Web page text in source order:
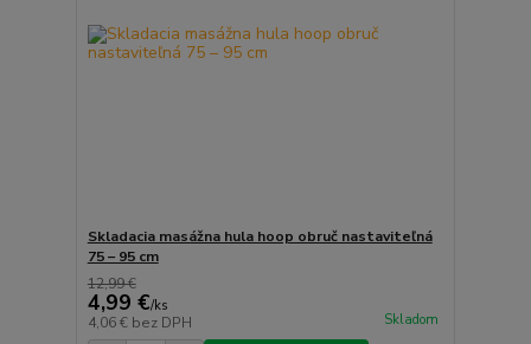
Skladacia masážna hula hoop obruč nastaviteľná
75 – 95 cm
12,99 €
4,99 €/ks
4,06 € bez DPH Skladom